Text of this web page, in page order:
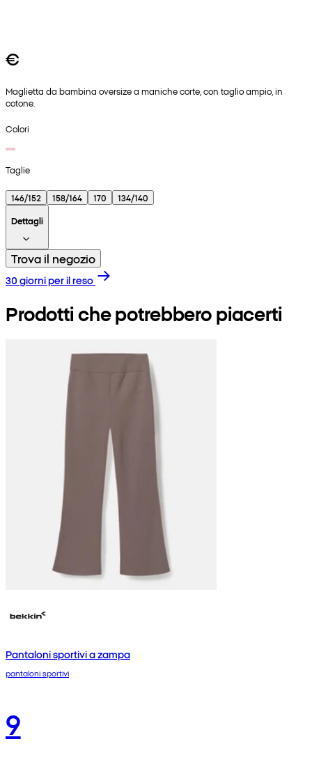
€
Maglietta da bambina oversize a maniche corte, con taglio ampio, in
cotone.
Colori
Taglie
146/152 158/164 170
134/140
Dettagli
Trova il negozio
30 giorni per il reso
Prodotti che potrebbero piacerti
Pantaloni sportivi a zampa
pantaloni sportivi
9